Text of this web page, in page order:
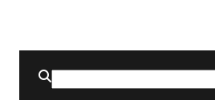
Buscar
por: